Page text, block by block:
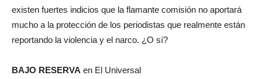
existen fuertes indicios que la flamante comisión no aportará
mucho a la protección de los periodistas que realmente están
reportando la violencia y el narco. ¿O sí?
BAJO RESERVA en El Universal